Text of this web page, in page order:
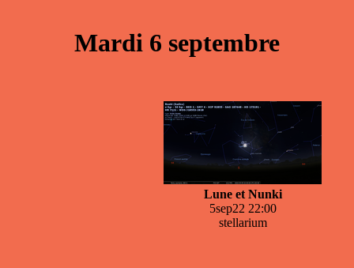
Mardi 6 septembre
Lune et Nunki
5sep22 22:00
stellarium